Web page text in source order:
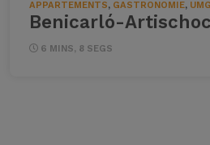
APPARTEMENTS, GASTRONOMIE,
Benicarló-
6 MINS, 8 SEGS